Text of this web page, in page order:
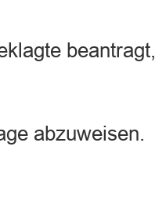
beantragt,
abzuweisen.